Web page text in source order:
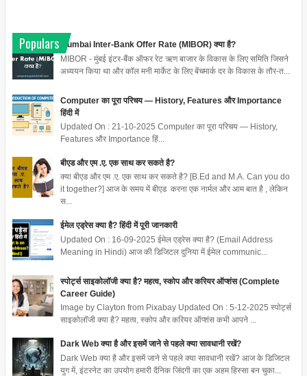
Populars
Mumbai Inter-Bank Offer Rate (MIBOR) क्या है?
MIBOR - मुंबई इंटर-बैंक ऑफर रेट ऋण बाजार के विकास के लिए समिति जिसने
अध्ययन किया था और कॉल मनी मार्केट के लिए बेंचमार्क दर के विकास के तौर-त...
Computer का पूरा परिचय — History, Features और Importance
हिंदी में
Updated On : 21-10-2025 Computer का पूरा परिचय — History,
Features और Importance हिं...
बीएड और एम .ए. एक साथ कर सकते है?
क्या बीएड और एम .ए. एक साथ कर सकते है? [B.Ed and M.A. Can you do
it together?] आज के समय में बीएड करना एक नार्मल और आम बात है , लेकिन
स...
ईमेल एड्रेस क्या है? हिंदी में पूरी जानकारी
Updated On : 16-09-2025 ईमेल एड्रेस क्या है? (Email Address
Meaning in Hindi) आज की डिजिटल दुनिया में ईमेल communic...
स्पोर्ट्स साइकोलॉजी क्या है? महत्व, स्कोप और करियर ऑप्शंस (Complete
Career Guide)
Image by Clayton from Pixabay Updated On : 5-12-2025 स्पोर्ट्स
साइकोलॉजी क्या है? महत्व, स्कोप और करियर ऑप्शंस कभी आपने ...
Dark Web क्या है और इसमें जाने से पहले क्या सावधानी रखें?
Dark Web क्या है और इसमें जाने से पहले क्या सावधानी रखें? आज के डिजिटल
युग में, इंटरनेट का उपयोग हमारी दैनिक जिंदगी का एक अहम हिस्सा बन चुका...